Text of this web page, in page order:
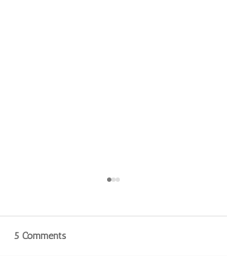
5 Comments